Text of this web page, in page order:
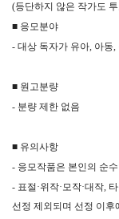
(등단하지 않은 작가도
■ 응모분야
- 대상 독자가 유아, 아동
■ 원고분량
- 분량 제한 없음
■ 유의사항
- 응모작품은 본인의 순
- 표절·위작·모작·대작,
선정 제외되며 선정 이후